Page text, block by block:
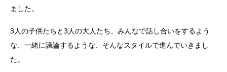
ました。
3人の子供たちと3人の大人たち、みんなで話し合いをするよう
な、一緒に議論するような、そんなスタイルで進んでいきまし
た。